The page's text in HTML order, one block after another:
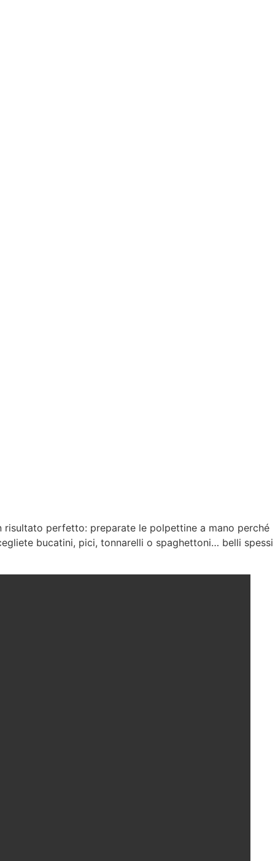
risultato perfetto: preparate le polpettine a mano perché
bucatini, pici, tonnarelli o spaghettoni… belli spessi